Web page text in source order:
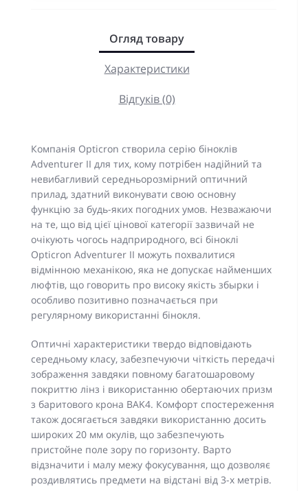
Огляд товару
Характеристики
Відгуків (0)
Компанія Opticron створила серію біноклів
Adventurer II для тих, кому потрібен надійний та
невибагливий середньорозмірний оптичний
прилад, здатний виконувати свою основну
функцію за будь-яких погодних умов. Незважаючи
на те, що від цієї цінової категорії зазвичай не
очікують чогось надприродного, всі біноклі
Opticron Adventurer II можуть похвалитися
відмінною механікою, яка не допускає найменших
люфтів, що говорить про високу якість збырки і
особливо позитивно позначається при
регулярному використанні бінокля.
Оптичні характеристики твердо відповідають
середньому класу, забезпечуючи чіткість передачі
зображення завдяки повному багатошаровому
покриттю лінз і використанню обертаючих призм
з баритового крона BAK4. Комфорт спостереження
також досягається завдяки використанню досить
широких 20 мм окулів, що забезпечують
пристойне поле зору по горизонту. Варто
відзначити і малу межу фокусування, що дозволяє
роздивлятись предмети на відстані від 3-х метрів.